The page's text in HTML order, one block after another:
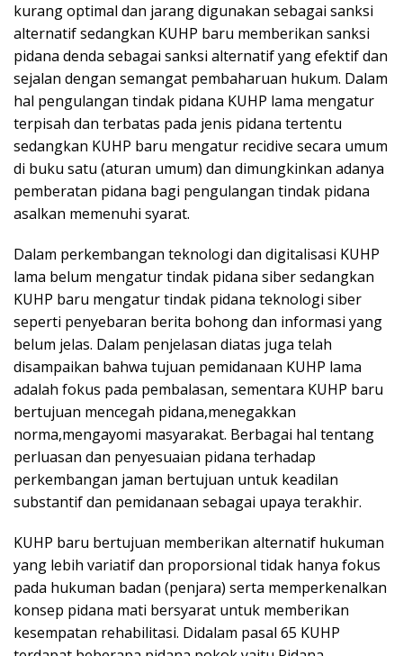
kurang optimal dan jarang digunakan sebagai sanksi
alternatif sedangkan KUHP baru memberikan sanksi
pidana denda sebagai sanksi alternatif yang efektif dan
sejalan dengan semangat pembaharuan hukum. Dalam
hal pengulangan tindak pidana KUHP lama mengatur
terpisah dan terbatas pada jenis pidana tertentu
sedangkan KUHP baru mengatur recidive secara umum
di buku satu (aturan umum) dan dimungkinkan adanya
pemberatan pidana bagi pengulangan tindak pidana
asalkan memenuhi syarat.
Dalam perkembangan teknologi dan digitalisasi KUHP
lama belum mengatur tindak pidana siber sedangkan
KUHP baru mengatur tindak pidana teknologi siber
seperti penyebaran berita bohong dan informasi yang
belum jelas. Dalam penjelasan diatas juga telah
disampaikan bahwa tujuan pemidanaan KUHP lama
adalah fokus pada pembalasan, sementara KUHP baru
bertujuan mencegah pidana,menegakkan
norma,mengayomi masyarakat. Berbagai hal tentang
perluasan dan penyesuaian pidana terhadap
perkembangan jaman bertujuan untuk keadilan
substantif dan pemidanaan sebagai upaya terakhir.
KUHP baru bertujuan memberikan alternatif hukuman
yang lebih variatif dan proporsional tidak hanya fokus
pada hukuman badan (penjara) serta memperkenalkan
konsep pidana mati bersyarat untuk memberikan
kesempatan rehabilitasi. Didalam pasal 65 KUHP